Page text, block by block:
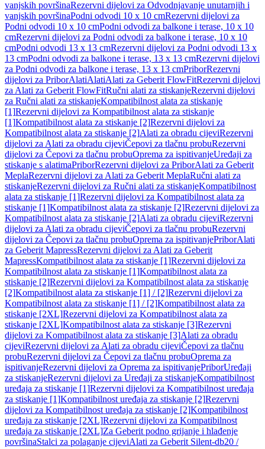
vanjskih površinaRezervni dijelovi za Odvodnjavanje unutarnjih i
vanjskih površinaPodni odvodi 10 x 10 cmRezervni dijelovi za
Podni odvodi 10 x 10 cmPodni odvodi za balkone i terase, 10 x 10
cmRezervni dijelovi za Podni odvodi za balkone i terase, 10 x 10
cmPodni odvodi 13 x 13 cmRezervni dijelovi za Podni odvodi 13 x
13 cmPodni odvodi za balkone i terase, 13 x 13 cmRezervni dijelovi
za Podni odvodi za balkone i terase, 13 x 13 cmPriborRezervni
dijelovi za PriborAlatiAlatiAlati za Geberit FlowFitRezervni dijelovi
za Alati za Geberit FlowFitRučni alati za stiskanjeRezervni dijelovi
za Ručni alati za stiskanjeKompatibilnost alata za stiskanje
[1]Rezervni dijelovi za Kompatibilnost alata za stiskanje
[1]Kompatibilnost alata za stiskanje [2]Rezervni dijelovi za
Kompatibilnost alata za stiskanje [2]Alati za obradu cijeviRezervni
dijelovi za Alati za obradu cijeviČepovi za tlačnu probuRezervni
dijelovi za Čepovi za tlačnu probuOprema za ispitivanjeUređaji za
stiskanje s alatimaPriborRezervni dijelovi za PriborAlati za Geberit
MeplaRezervni dijelovi za Alati za Geberit MeplaRučni alati za
stiskanjeRezervni dijelovi za Ručni alati za stiskanjeKompatibilnost
alata za stiskanje [1]Rezervni dijelovi za Kompatibilnost alata za
stiskanje [1]Kompatibilnost alata za stiskanje [2]Rezervni dijelovi za
Kompatibilnost alata za stiskanje [2]Alati za obradu cijeviRezervni
dijelovi za Alati za obradu cijeviČepovi za tlačnu probuRezervni
dijelovi za Čepovi za tlačnu probuOprema za ispitivanjePriborAlati
za Geberit MapressRezervni dijelovi za Alati za Geberit
MapressKompatibilnost alata za stiskanje [1]Rezervni dijelovi za
Kompatibilnost alata za stiskanje [1]Kompatibilnost alata za
stiskanje [2]Rezervni dijelovi za Kompatibilnost alata za stiskanje
[2]Kompatibilnost alata za stiskanje [1] / [2]Rezervni dijelovi za
Kompatibilnost alata za stiskanje [1] / [2]Kompatibilnost alata za
stiskanje [2XL]Rezervni dijelovi za Kompatibilnost alata za
stiskanje [2XL]Kompatibilnost alata za stiskanje [3]Rezervni
dijelovi za Kompatibilnost alata za stiskanje [3]Alati za obradu
cijeviRezervni dijelovi za Alati za obradu cijeviČepovi za tlačnu
probuRezervni dijelovi za Čepovi za tlačnu probuOprema za
ispitivanjeRezervni dijelovi za Oprema za ispitivanjePriborUređaji
za stiskanjeRezervni dijelovi za Uređaji za stiskanjeKompatibilnost
uređaja za stiskanje [1]Rezervni dijelovi za Kompatibilnost uređaja
za stiskanje [1]Kompatibilnost uređaja za stiskanje [2]Rezervni
dijelovi za Kompatibilnost uređaja za stiskanje [2]Kompatibilnost
uređaja za stiskanje [2XL]Rezervni dijelovi za Kompatibilnost
uređaja za stiskanje [2XL]Za Geberit podno grijanje i hlađenje
površinaStalci za polaganje cijeviAlati za Geberit Silent-db20 /